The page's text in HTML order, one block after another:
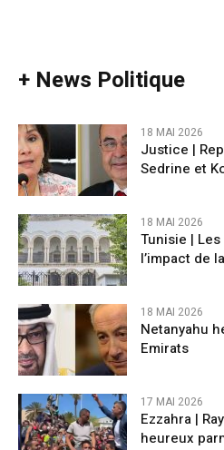
+ News Politique
18 MAI 2026
Justice |
Sedrine et
18 MAI 2026
Tunisie |
l’impact de
18 MAI 2026
Netanyahu
Emirats
17 MAI 2026
Ezzahra |
heureux